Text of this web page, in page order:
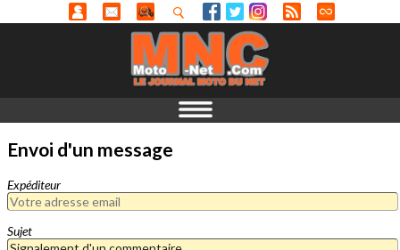
Envoi d'un message
Expéditeur
Sujet